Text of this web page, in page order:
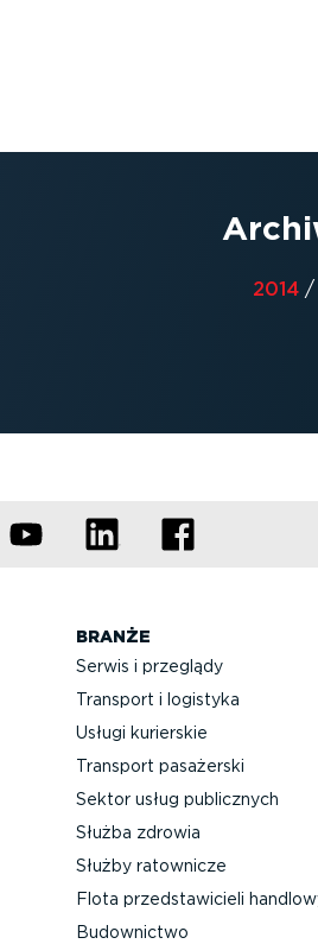
2014 /
BRANŻE
Serwis i przeglądy
Transport i logistyka
Usługi kurierskie
Transport pasażerski
Sektor usług publicznych
Służba zdrowia
Służby ratownicze
Flota przed­sta­wi­cieli
Budownictwo